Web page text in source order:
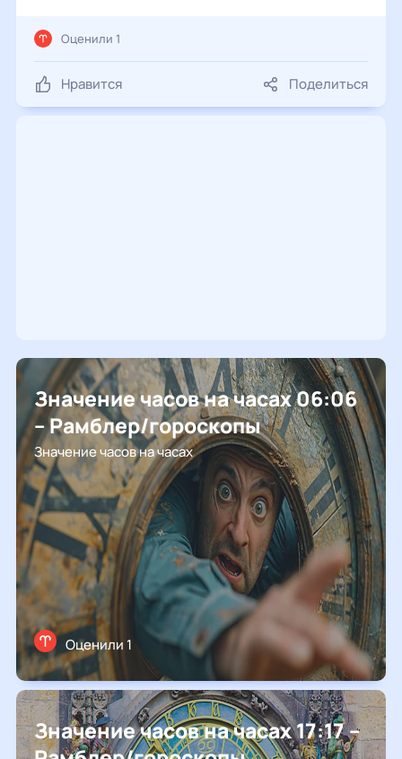
Нравится Поделиться
Оценили 1
Значение часов на часах 06:06
– Рамблер/гороскопы
Значение часов на часах
Оценили 1
Значение часов на часах 17:17 –